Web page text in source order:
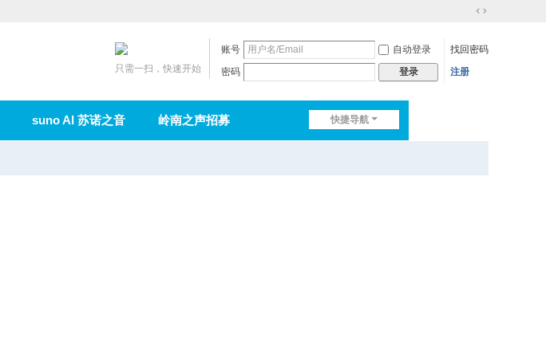
到
账号 自动登录
找回密码
密码
登录 注册
只需一扫，快速开始
快捷导航
suno AI 苏诺之音 岭南之声招募